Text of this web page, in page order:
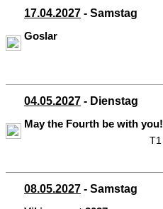
17.04.2027 - Samstag
Goslar
04.05.2027 - Dienstag
May the Fourth be with you!
T1
08.05.2027 - Samstag